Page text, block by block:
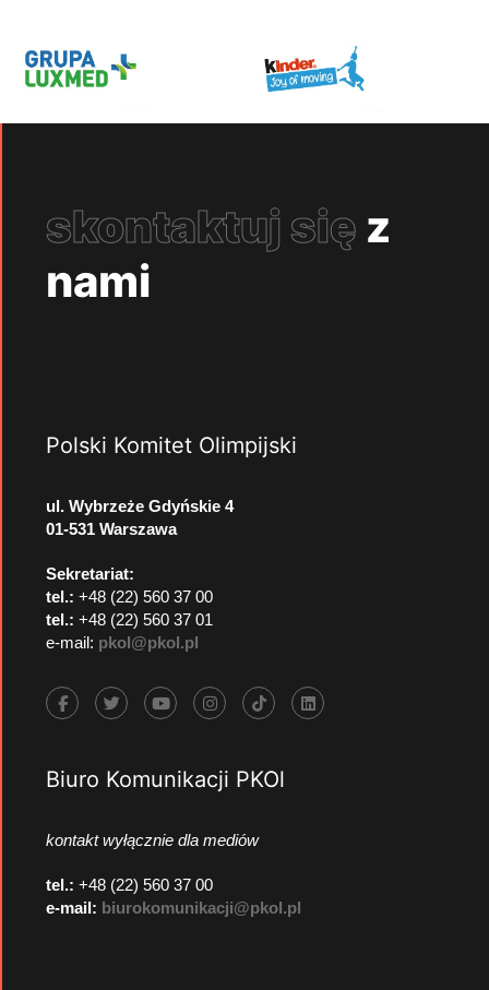
skontaktuj się z
nami
Polski Komitet Olimpijski
ul. Wybrzeże Gdyńskie 4
01-531 Warszawa
Sekretariat:
tel.: +48 (22) 560 37 00
tel.: +48 (22) 560 37 01
e-mail: pkol@pkol.pl
Biuro Komunikacji PKOl
kontakt wyłącznie dla mediów
tel.: +48 (22) 560 37 00
e-mail: biurokomunikacji@pkol.pl